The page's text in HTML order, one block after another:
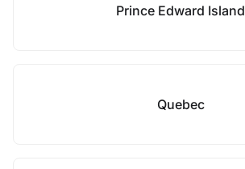
Prince Edward Island
Quebec